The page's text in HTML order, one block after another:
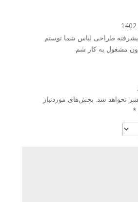
طراحی لباس شما توستم
مشغول به کار شم
نخواهد شد. بخش‌های موردنیاز
*